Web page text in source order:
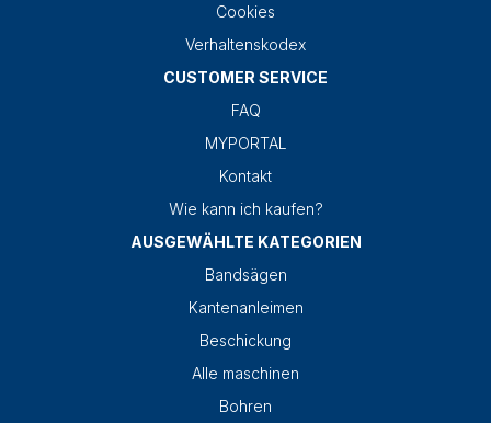
Cookies
Verhaltenskodex
CUSTOMER SERVICE
FAQ
MYPORTAL
Kontakt
Wie kann ich kaufen?
AUSGEWÄHLTE KATEGORIEN
Bandsägen
Kantenanleimen
Beschickung
Alle maschinen
Bohren